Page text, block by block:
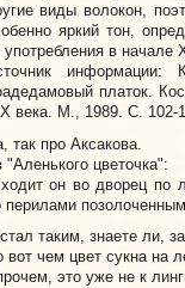
виды волокон,
яркий тон,
употребления в начале
информации:
платок.
века. М., 1989. С. 102-
так про Аксакова.
"Аленького цветочка":
он во дворец по
перилами
таким, знаете ли,
вот чем цвет сукна на
это уже не к